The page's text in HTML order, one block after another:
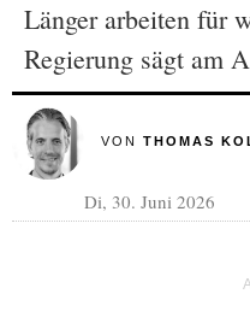
Länger arbeiten für
Regierung sägt am
VON THOMAS
Di, 30. Juni 2026